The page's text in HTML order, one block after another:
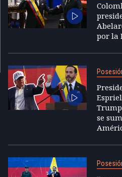
por la
se